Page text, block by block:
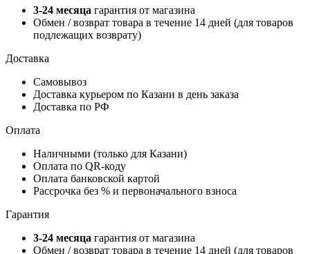
3-24 месяца гарантия от магазина
Обмен / возврат товара в течение 14 дней (для товаров
подлежащих возврату)
Доставка
Самовывоз
Доставка курьером по Казани в день заказа
Доставка по РФ
Оплата
Наличными (только для Казани)
Оплата по QR-коду
Оплата банковской картой
Рассрочка без % и первоначального взноса
Гарантия
3-24 месяца гарантия от магазина
Обмен / возврат товара в течение 14 дней (для товаров